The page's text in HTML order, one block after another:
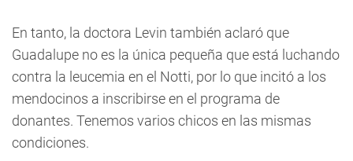
En tanto, la doctora Levin también aclaró que
Guadalupe no es la única pequeña que está luchando
contra la leucemia en el Notti, por lo que incitó a los
mendocinos a inscribirse en el programa de
donantes. Tenemos varios chicos en las mismas
condiciones.